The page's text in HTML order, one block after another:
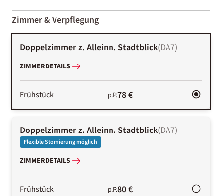
01-02
Zimmer & Verpflegung
Doppelzimmer z. Alleinn. Stadtblick(DA7)
ZIMMERDETAILS
Frühstück p.P.78 €
Doppelzimmer z. Alleinn. Stadtblick(DA7)
Flexible Stornierung möglich
ZIMMERDETAILS
Frühstück p.P.80 €